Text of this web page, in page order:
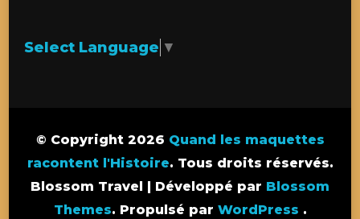
Select Language ▼
© Copyright 2026 Quand les maquettes
racontent l'Histoire. Tous droits réservés.
Blossom Travel | Développé par Blossom
Themes. Propulsé par WordPress .